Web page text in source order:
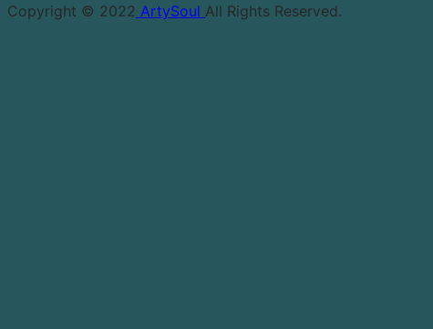
Copyright © 2022 ArtySoul All Rights Reserved.